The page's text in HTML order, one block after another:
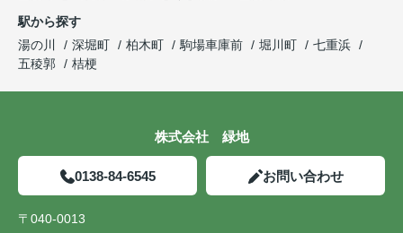
駅から探す
湯の川
深堀町 柏木町 駒場車庫前 堀川町
七重浜
五稜郭
桔梗
株式会社 緑地
0138-84-6545 お問い合わせ
〒040-0013